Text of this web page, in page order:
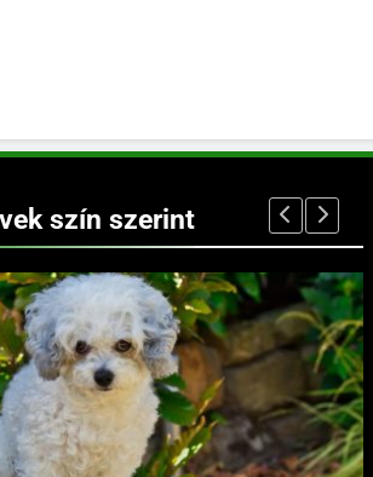
szín szerint